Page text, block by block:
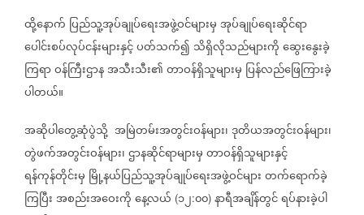
ထို့နောက် ပြည်သူ့အုပ်ချုပ်ရေးအဖွဲ့ဝင်များမှအုပ်ချုပ်ရေးဆိုင်ရာ
ပေါင်းစပ်လုပ်ငန်းများနှင့်ပတ်သက်၍ သိရှိလိုသည်များကိုဆွေးနွေးခဲ့
ကြရာဝန်ကြီးဌာနအသီးသီး၏တာဝန်ရှိသူများမှ ပြန်လည်ဖြေကြားခဲ့
ပါတယ်။
အဆိုပါတွေ့ဆုံပွဲသို့ အမြဲတမ်းအတွင်းဝန်များ၊ဒုတိယအတွင်းဝန်များ၊
တွဲဖက်အတွင်းဝန်များ၊ဌာနဆိုင်ရာများမှတာဝန်ရှိသူများနှင့်
ရန်ကုန်တိုင်းမှ မြို့နယ်ပြည်သူ့အုပ်ချုပ်ရေးအဖွဲ့ဝင်များတက်ရောက်ခဲ့
ကြပြီးအစည်းအဝေးကိုနေ့လယ် (၁၂:၀၀) နာရီအချိန်တွင်ရပ်နားခဲ့ပါ